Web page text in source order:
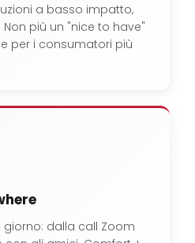
a basso impatto,
più un "nice to have"
per i consumatori più
giorno: dalla call Zoom